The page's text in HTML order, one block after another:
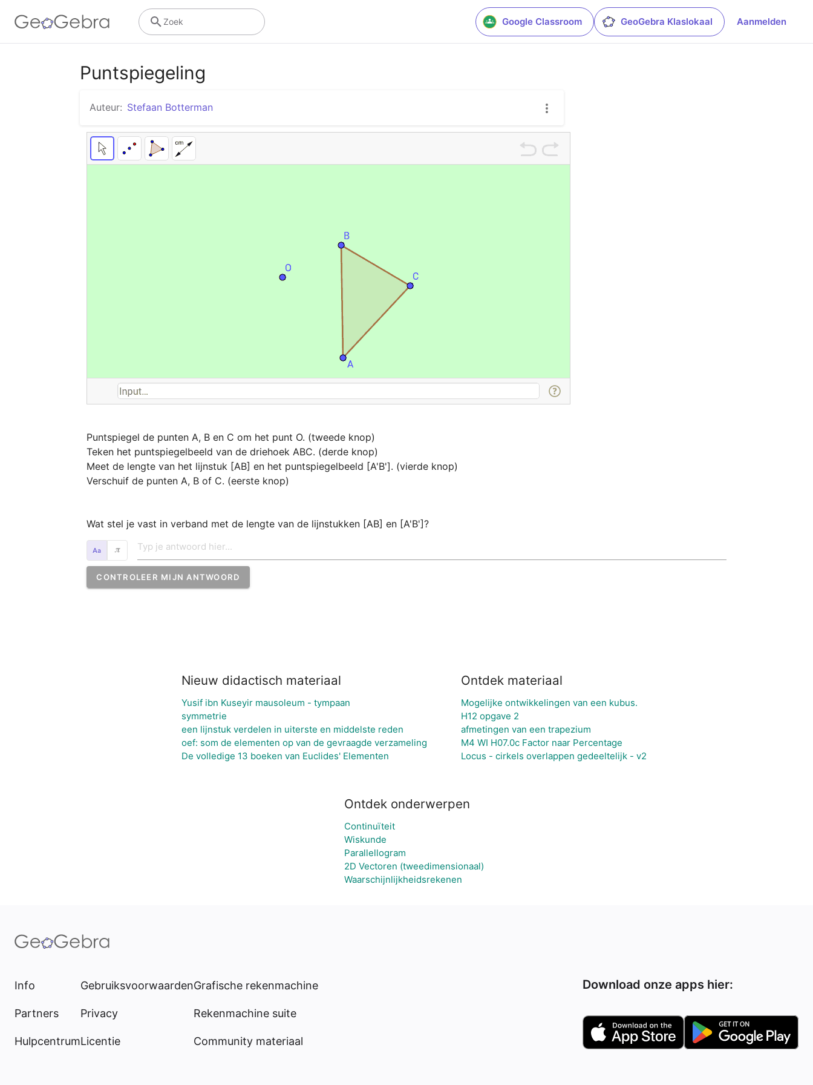
Google Classroom GeoGebra Klaslokaal Aanmelden
Zoek
Puntspiegeling
Auteur: Stefaan Botterman
Puntspiegel de punten A, B en C om het punt O. (tweede knop)
Teken het puntspiegelbeeld van de driehoek ABC. (derde knop)
Meet de lengte van het lijnstuk [AB] en het puntspiegelbeeld [A'B']. (vierde knop)
Verschuif de punten A, B of C. (eerste knop)
Wat stel je vast in verband met de lengte van de lijnstukken [AB] en [A'B']?
𝜋
CONTROLEER MIJN ANTWOORD
Nieuw didactisch materiaal
Yusif ibn Kuseyir mausoleum - tympaan
symmetrie
een lijnstuk verdelen in uiterste en middelste reden
oef: som de elementen op van de gevraagde verzameling
De volledige 13 boeken van Euclides' Elementen
Ontdek materiaal
Mogelijke ontwikkelingen van een kubus.
H12 opgave 2
afmetingen van een trapezium
M4 WI H07.0c Factor naar Percentage
Locus - cirkels overlappen gedeeltelijk - v2
Ontdek onderwerpen
Continuïteit
Wiskunde
Parallellogram
2D Vectoren (tweedimensionaal)
Waarschijnlijkheidsrekenen
Info
Partners
Hulpcentrum
Gebruiksvoorwaarden
Privacy
Licentie
Grafische rekenmachine
Rekenmachine suite
Community materiaal
Download onze apps hier: